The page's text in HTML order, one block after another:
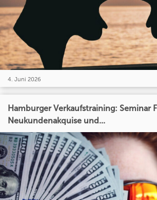
4. Juni 2026
Hamburger Verkaufstraining: Seminar
Neukundenakquise und...